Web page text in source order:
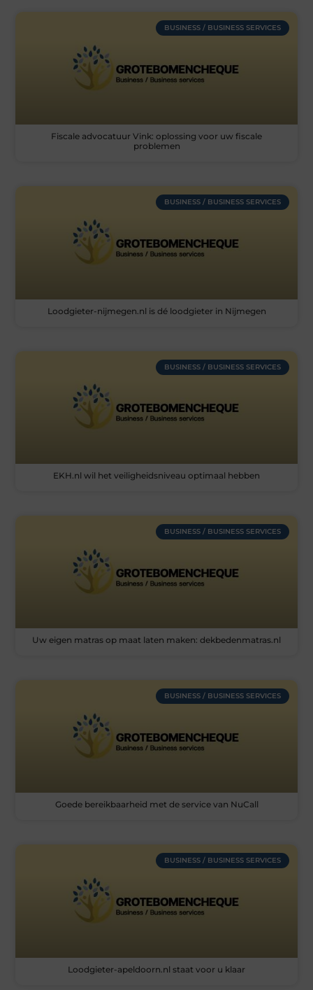
BUSINESS / BUSINESS SERVICES
Fiscale advocatuur Vink: oplossing voor uw fiscale
problemen
BUSINESS / BUSINESS SERVICES
Loodgieter-nijmegen.nl is dé loodgieter in Nijmegen
BUSINESS / BUSINESS SERVICES
EKH.nl wil het veiligheidsniveau optimaal hebben
BUSINESS / BUSINESS SERVICES
Uw eigen matras op maat laten maken: dekbedenmatras.nl
BUSINESS / BUSINESS SERVICES
Goede bereikbaarheid met de service van NuCall
BUSINESS / BUSINESS SERVICES
Loodgieter-apeldoorn.nl staat voor u klaar